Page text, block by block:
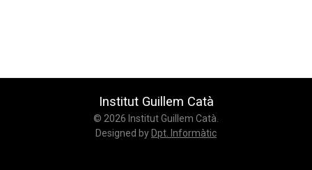
Institut Guillem Catà
© 2026 Institut Guillem Catà.
Designed by Dpt. Informàtic